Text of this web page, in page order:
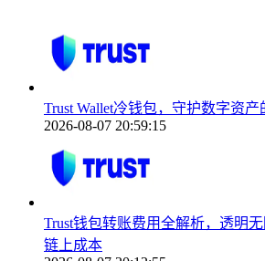
Trust Wallet冷钱包，守护数字资
2026-08-07 20:59:15
Trust钱包转账费用全解析，透明
链上成本